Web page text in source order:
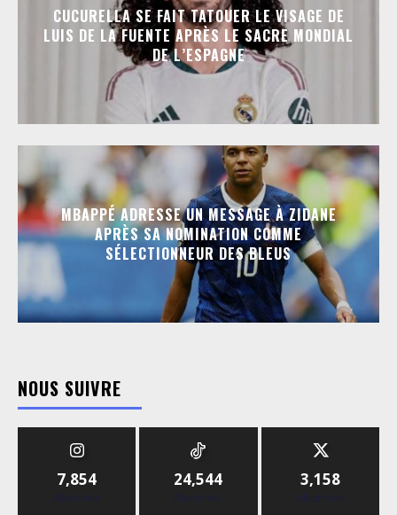
CUCURELLA SE FAIT TATOUER LE VISAGE DE
LUIS DE LA FUENTE APRÈS LE SACRE MONDIAL
DE L’ESPAGNE
MBAPPÉ ADRESSE UN MESSAGE À ZIDANE
APRÈS SA NOMINATION COMME
SÉLECTIONNEUR DES BLEUS
NOUS SUIVRE
7,854
Abonnés
24,544
Abonnés
3,158
Abonnés